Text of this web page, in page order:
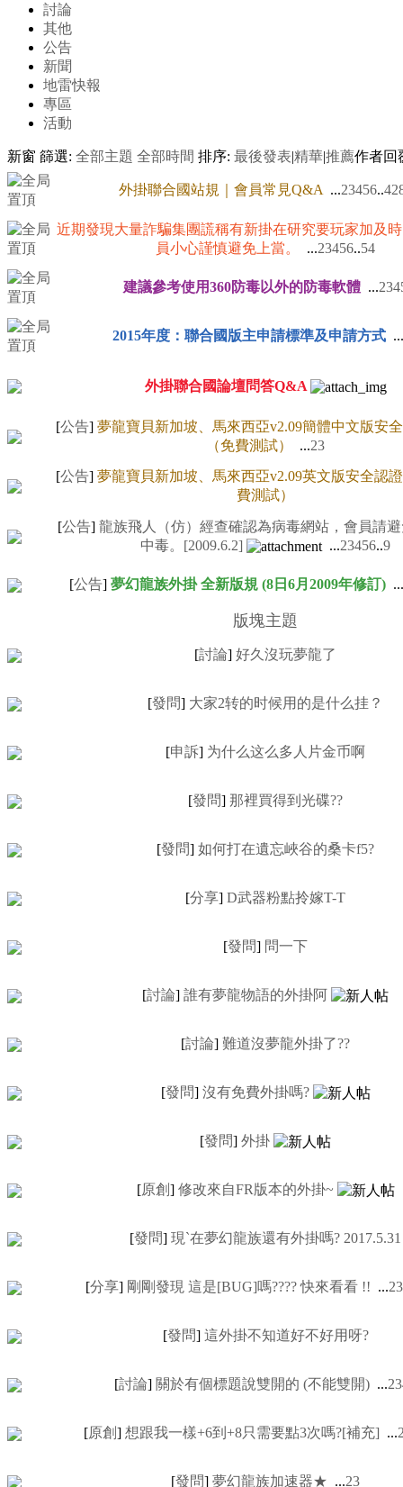
討論
其他
公告
新聞
地雷快報
專區
活動
新窗 篩選: 全部主題 全部時間 排序: 最後發表|精華|推薦作者回
外掛聯合國站規｜會員常見Q&A ...23456..
近期發現大量詐騙集團謊稱有新掛在研究要玩家加及
員小心謹慎避免上當。
...23456..54
建議參考使用360防毒以外的防毒軟體 ...234
2015年度：聯合國版主申請標準及申請方式 ...
外掛聯合國論壇問答Q&A
[公告] 夢龍寶貝新加坡、馬來西亞v2.09簡體中文版安
（免費測試）
...23
[公告] 夢龍寶貝新加坡、馬來西亞v2.09英文版安全認
費測試）
[公告] 龍族飛人（仿）經查確認為病毒網站，會員請
中毒。[2009.6.2]
...23456..9
[公告] 夢幻龍族外掛 全新版規 (8日6月2009年修訂) ...
版塊主題
[討論] 好久沒玩夢龍了
[發問] 大家2转的时候用的是什么挂？
[申訴] 为什么这么多人片金币啊
[發問] 那裡買得到光碟??
[發問] 如何打在遺忘峽谷的桑卡f5?
[分享] D武器粉點拎嫁T-T
[發問] 問一下
[討論] 誰有夢龍物語的外掛阿
[討論] 難道沒夢龍外掛了??
[發問] 沒有免費外掛嗎?
[發問] 外掛
[原創] 修改來自FR版本的外掛~
[發問] 現ˋ在夢幻龍族還有外掛嗎? 2017.5.31
[分享] 剛剛發現 這是[BUG]嗎???? 快來看看 !! ...23
[發問] 這外掛不知道好不好用呀?
[討論] 關於有個標題說雙開的 (不能雙開) ...23
[原創] 想跟我一樣+6到+8只需要點3次嗎?[補充] ...
[發問] 夢幻龍族加速器★ ...23